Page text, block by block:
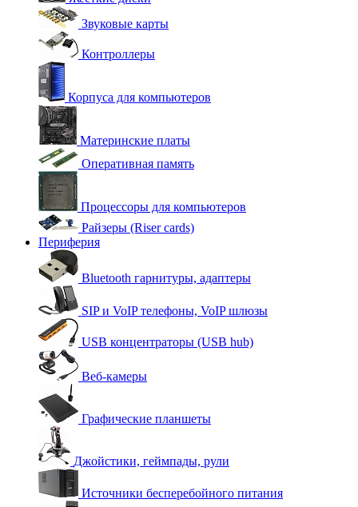
Звуковые карты
Контроллеры
Корпуса для компьютеров
Материнские платы
Оперативная память
Процессоры для компьютеров
Райзеры (Riser cards)
Периферия
Bluetooth гарнитуры, адаптеры
SIP и VoIP телефоны, VoIP шлюзы
USB концентраторы (USB hub)
Веб-камеры
Графические планшеты
Джойстики, геймпады, рули
Источники бесперебойного питания